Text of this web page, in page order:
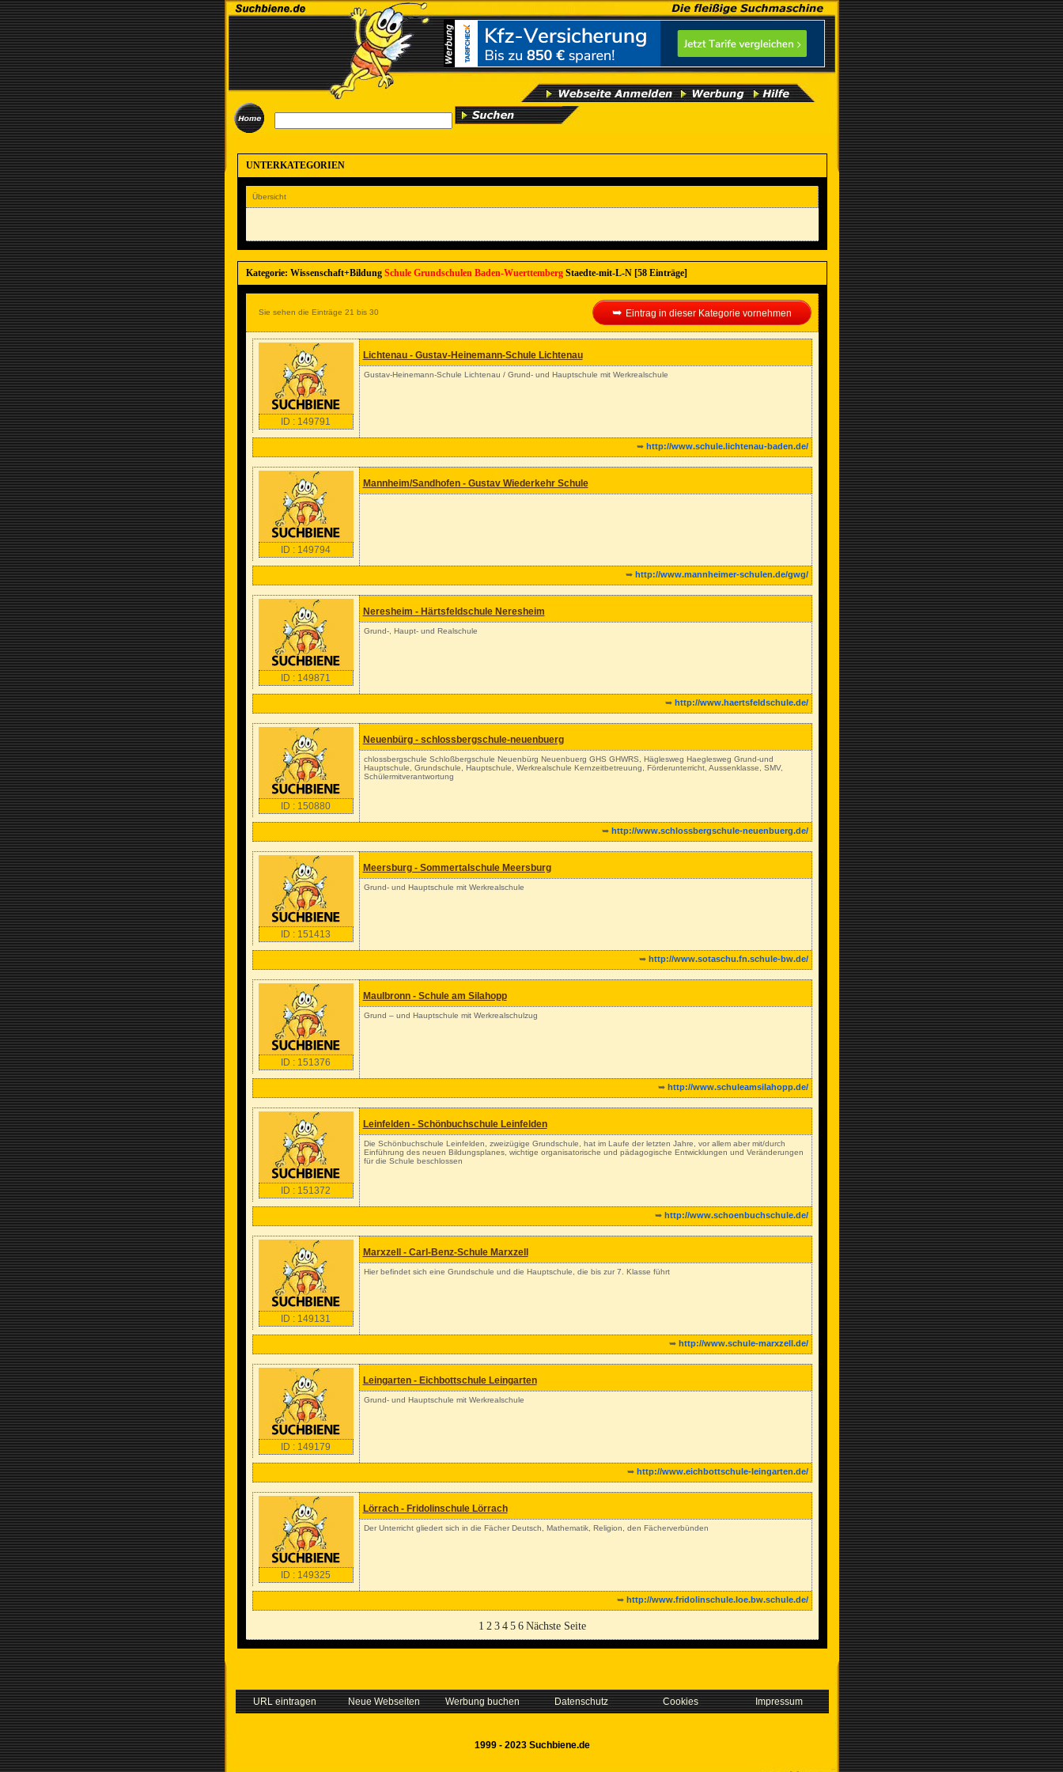
UNTERKATEGORIEN
Übersicht
Kategorie: Wissenschaft+Bildung Schule Grundschulen Baden-WuerttembergStaedte-mit-L-N [58 Einträge]
Sie sehen die Einträge 21 bis 30 ➥ Eintrag in dieser Kategorie vornehmen
ID : 149791
Lichtenau - Gustav-Heinemann-Schule Lichtenau
Gustav-Heinemann-Schule Lichtenau / Grund- und Hauptschule mit Werkrealschule
➥ http://www.schule.lichtenau-baden.de/
ID : 149794
Mannheim/Sandhofen - Gustav Wiederkehr Schule
➥ http://www.mannheimer-schulen.de/gwg/
ID : 149871
Neresheim - Härtsfeldschule Neresheim
Grund-, Haupt- und Realschule
➥ http://www.haertsfeldschule.de/
ID : 150880
Neuenbürg - schlossbergschule-neuenbuerg
chlossbergschule Schloßbergschule Neuenbürg Neuenbuerg GHS GHWRS, Häglesweg Haeglesweg Grund-und
Hauptschule, Grundschule, Hauptschule, Werkrealschule Kernzeitbetreuung, Förderunterricht, Aussenklasse, SMV,
Schülermitverantwortung
➥ http://www.schlossbergschule-neuenbuerg.de/
ID : 151413
Meersburg - Sommertalschule Meersburg
Grund- und Hauptschule mit Werkrealschule
➥ http://www.sotaschu.fn.schule-bw.de/
ID : 151376
Maulbronn - Schule am Silahopp
Grund – und Hauptschule mit Werkrealschulzug
➥ http://www.schuleamsilahopp.de/
ID : 151372
Leinfelden - Schönbuchschule Leinfelden
Die Schönbuchschule Leinfelden, zweizügige Grundschule, hat im Laufe der letzten Jahre, vor allem aber mit/durch
Einführung des neuen Bildungsplanes, wichtige organisatorische und pädagogische Entwicklungen und Veränderungen
für die Schule beschlossen
➥ http://www.schoenbuchschule.de/
ID : 149131
Marxzell - Carl-Benz-Schule Marxzell
Hier befindet sich eine Grundschule und die Hauptschule, die bis zur 7. Klasse führt
➥ http://www.schule-marxzell.de/
ID : 149179
Leingarten - Eichbottschule Leingarten
Grund- und Hauptschule mit Werkrealschule
➥ http://www.eichbottschule-leingarten.de/
ID : 149325
Lörrach - Fridolinschule Lörrach
Der Unterricht gliedert sich in die Fächer Deutsch, Mathematik, Religion, den Fächerverbünden
➥ http://www.fridolinschule.loe.bw.schule.de/
1 2 3 4 5 6 Nächste Seite
URL eintragen Neue Webseiten Werbung buchen Datenschutz Cookies Impressum
1999 - 2023 Suchbiene.de